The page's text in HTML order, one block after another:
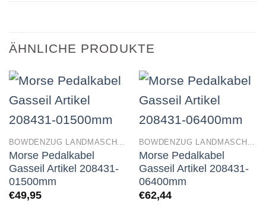
ÄHNLICHE PRODUKTE
Morse Pedalkabel
Gasseil Artikel 208431-
01500mm
€49,95
Morse Pedalkabel
Gasseil Artikel 208431-
06400mm
€62,44